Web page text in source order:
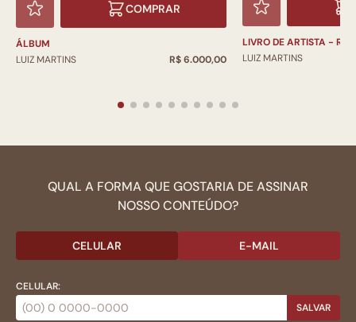
COMPRAR
ÁLBUM
LUIZ MARTINS
R$ 6.000,00
LIVRO DE ARTISTA -
LUIZ MARTINS
QUAL A FORMA QUE GOSTARIA DE ASSINAR
NOSSO CONTEÚDO?
CELULAR E-MAIL
CELULAR:
SALVAR